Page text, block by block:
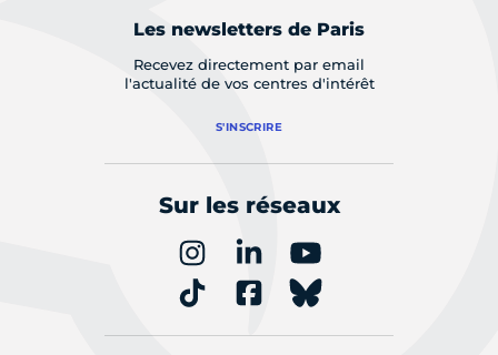
Les newsletters de Paris
Recevez directement par email
l'actualité de vos centres d'intérêt
S'INSCRIRE
Sur les réseaux